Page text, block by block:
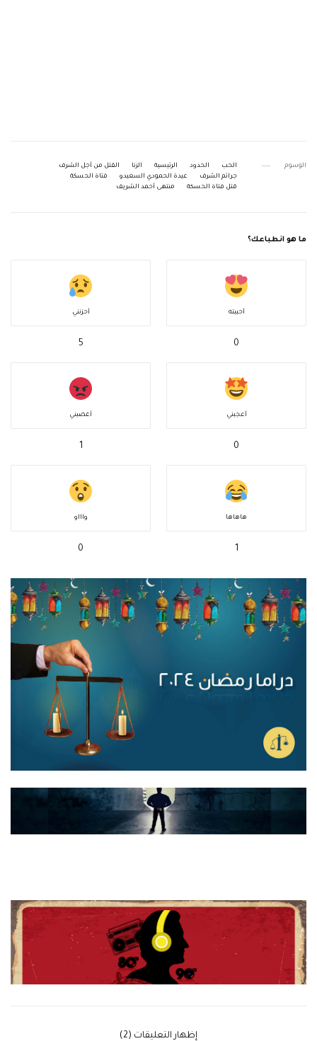
الوسوم الحب الحدود الرئيسية الزنا
القتل من أجل الشرف
جرائم الشرف
عيدة الحمودي السعيدو
فتاة الحسكة
قتل فتاة الحسكة
منتهى أحمد الشريف
ما هو انطباعك؟
أحببته
0
أحزنني
5
أعجبني
0
أغضبني
1
هاهاها
1
واااو
0
‫إظهار التعليقات (2)